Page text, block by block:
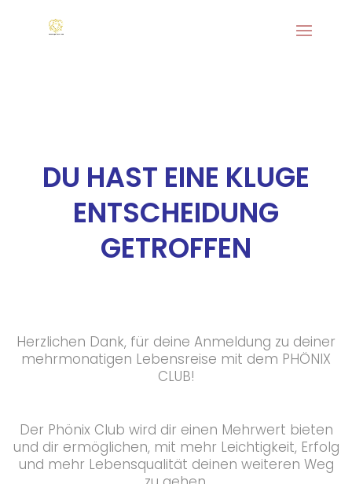
DU HAST EINE KLUGE
ENTSCHEIDUNG
GETROFFEN
Herzlichen Dank, für deine Anmeldung zu deiner
mehrmonatigen Lebensreise mit dem PHÖNIX
CLUB!
Der Phönix Club wird dir einen Mehrwert bieten
und dir ermöglichen, mit mehr Leichtigkeit, Erfolg
und mehr Lebensqualität deinen weiteren Weg